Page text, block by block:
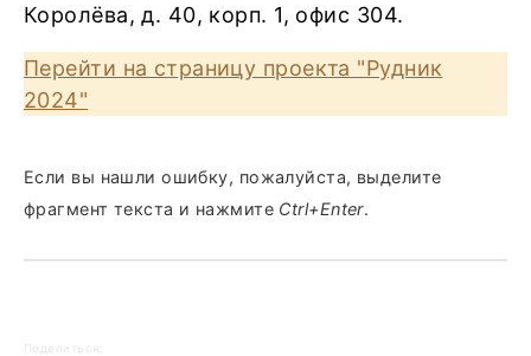
Королёва, д. 40, корп. 1, офис 304.
Перейти на страницу проекта "Рудник
2024"
Если вы нашли ошибку, пожалуйста, выделите
фрагмент текста и нажмите Ctrl+Enter.
Поделиться: